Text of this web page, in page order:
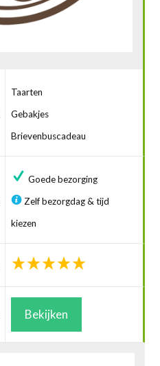
Taarten
Gebakjes
Brievenbuscadeau
Goede bezorging
Zelf bezorgdag & tijd
kiezen
Bekijken